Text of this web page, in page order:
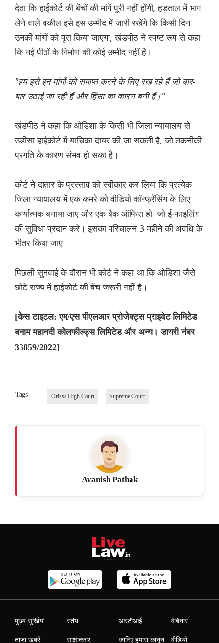
देता कि हाईकोर्ट की बेंचों की मांगें पूरी नहीं होंगी, हड़ताल में भाग
लेने वाले वकील इसे इस उम्‍मीद में जारी रखेंगे कि किसी दिन
उनकी मांगों को पूरा किया जाएगा, खंडपीठ ने स्पष्ट रूप से कहा
कि नई पीठों के निर्माण की कोई उम्मीद नहीं है।
"हम इसे इन मांगों को समाप्त करने के लिए रख रहे हैं जो बार-
बार उठाई जा रही हैं और हिंसा का कारण बनी हैं।"
खंडपीठ ने कहा कि ओडिशा के किसी भी जिला न्यायालय से
उड़ीसा हाईकोर्ट में याचिका दायर की जा सकती है, जो तकनीकी
प्रगति के कारण संभव हो सका है।
कोर्ट ने दातार के प्रस्ताव को स्वीकार कर लिया कि प्रत्येक
जिला न्यायालय में एक कमरे को वीडियो कॉन्फ्रेंसिंग के लिए
कार्यात्मक बनाया जाए और एक बैक ऑफिस हो, जो ई-फाइलिंग
की सुविधा प्रदान करे। इसका परिचालन 3 महीने की अवधि के
भीतर किया जाए।
पिछली सुनवाई के दौरान भी कोर्ट ने कहा था कि ओडिशा जैसे
छोटे राज्य में हाईकोर्ट की बेंच जरूरी नहीं है।
[केस टाइटल: एम/एस पीएलआर प्रोजेक्ट्स प्राइवेट लिमिटेड
बनाम महानदी कोलफील्ड्स लिमिटेड और अन्य। डायरी नंबर
33859/2022]
Tags Orissa High Court Supreme Court
Avanish Pathak
मुख्य सुर्खियां
ताजा खबरें
स्तंभ
साक्षात्कार
आरटीआई
जानिए हमारा कानून
वेबिनार
वीडियो